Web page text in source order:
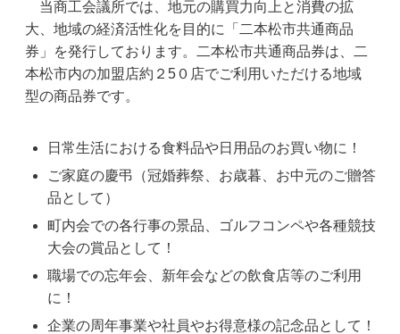
当商工会議所では、地元の購買力向上と消費の拡
大、地域の経済活性化を目的に「二本松市共通商品
券」を発行しております。二本松市共通商品券は、二
本松市内の加盟店約２5０店でご利用いただける地域
型の商品券です。
日常生活における食料品や日用品のお買い物に！
ご家庭の慶弔（冠婚葬祭、お歳暮、お中元のご贈答
品として）
町内会での各行事の景品、ゴルフコンペや各種競技
大会の賞品として！
職場での忘年会、新年会などの飲食店等のご利用
に！
企業の周年事業や社員やお得意様の記念品として！